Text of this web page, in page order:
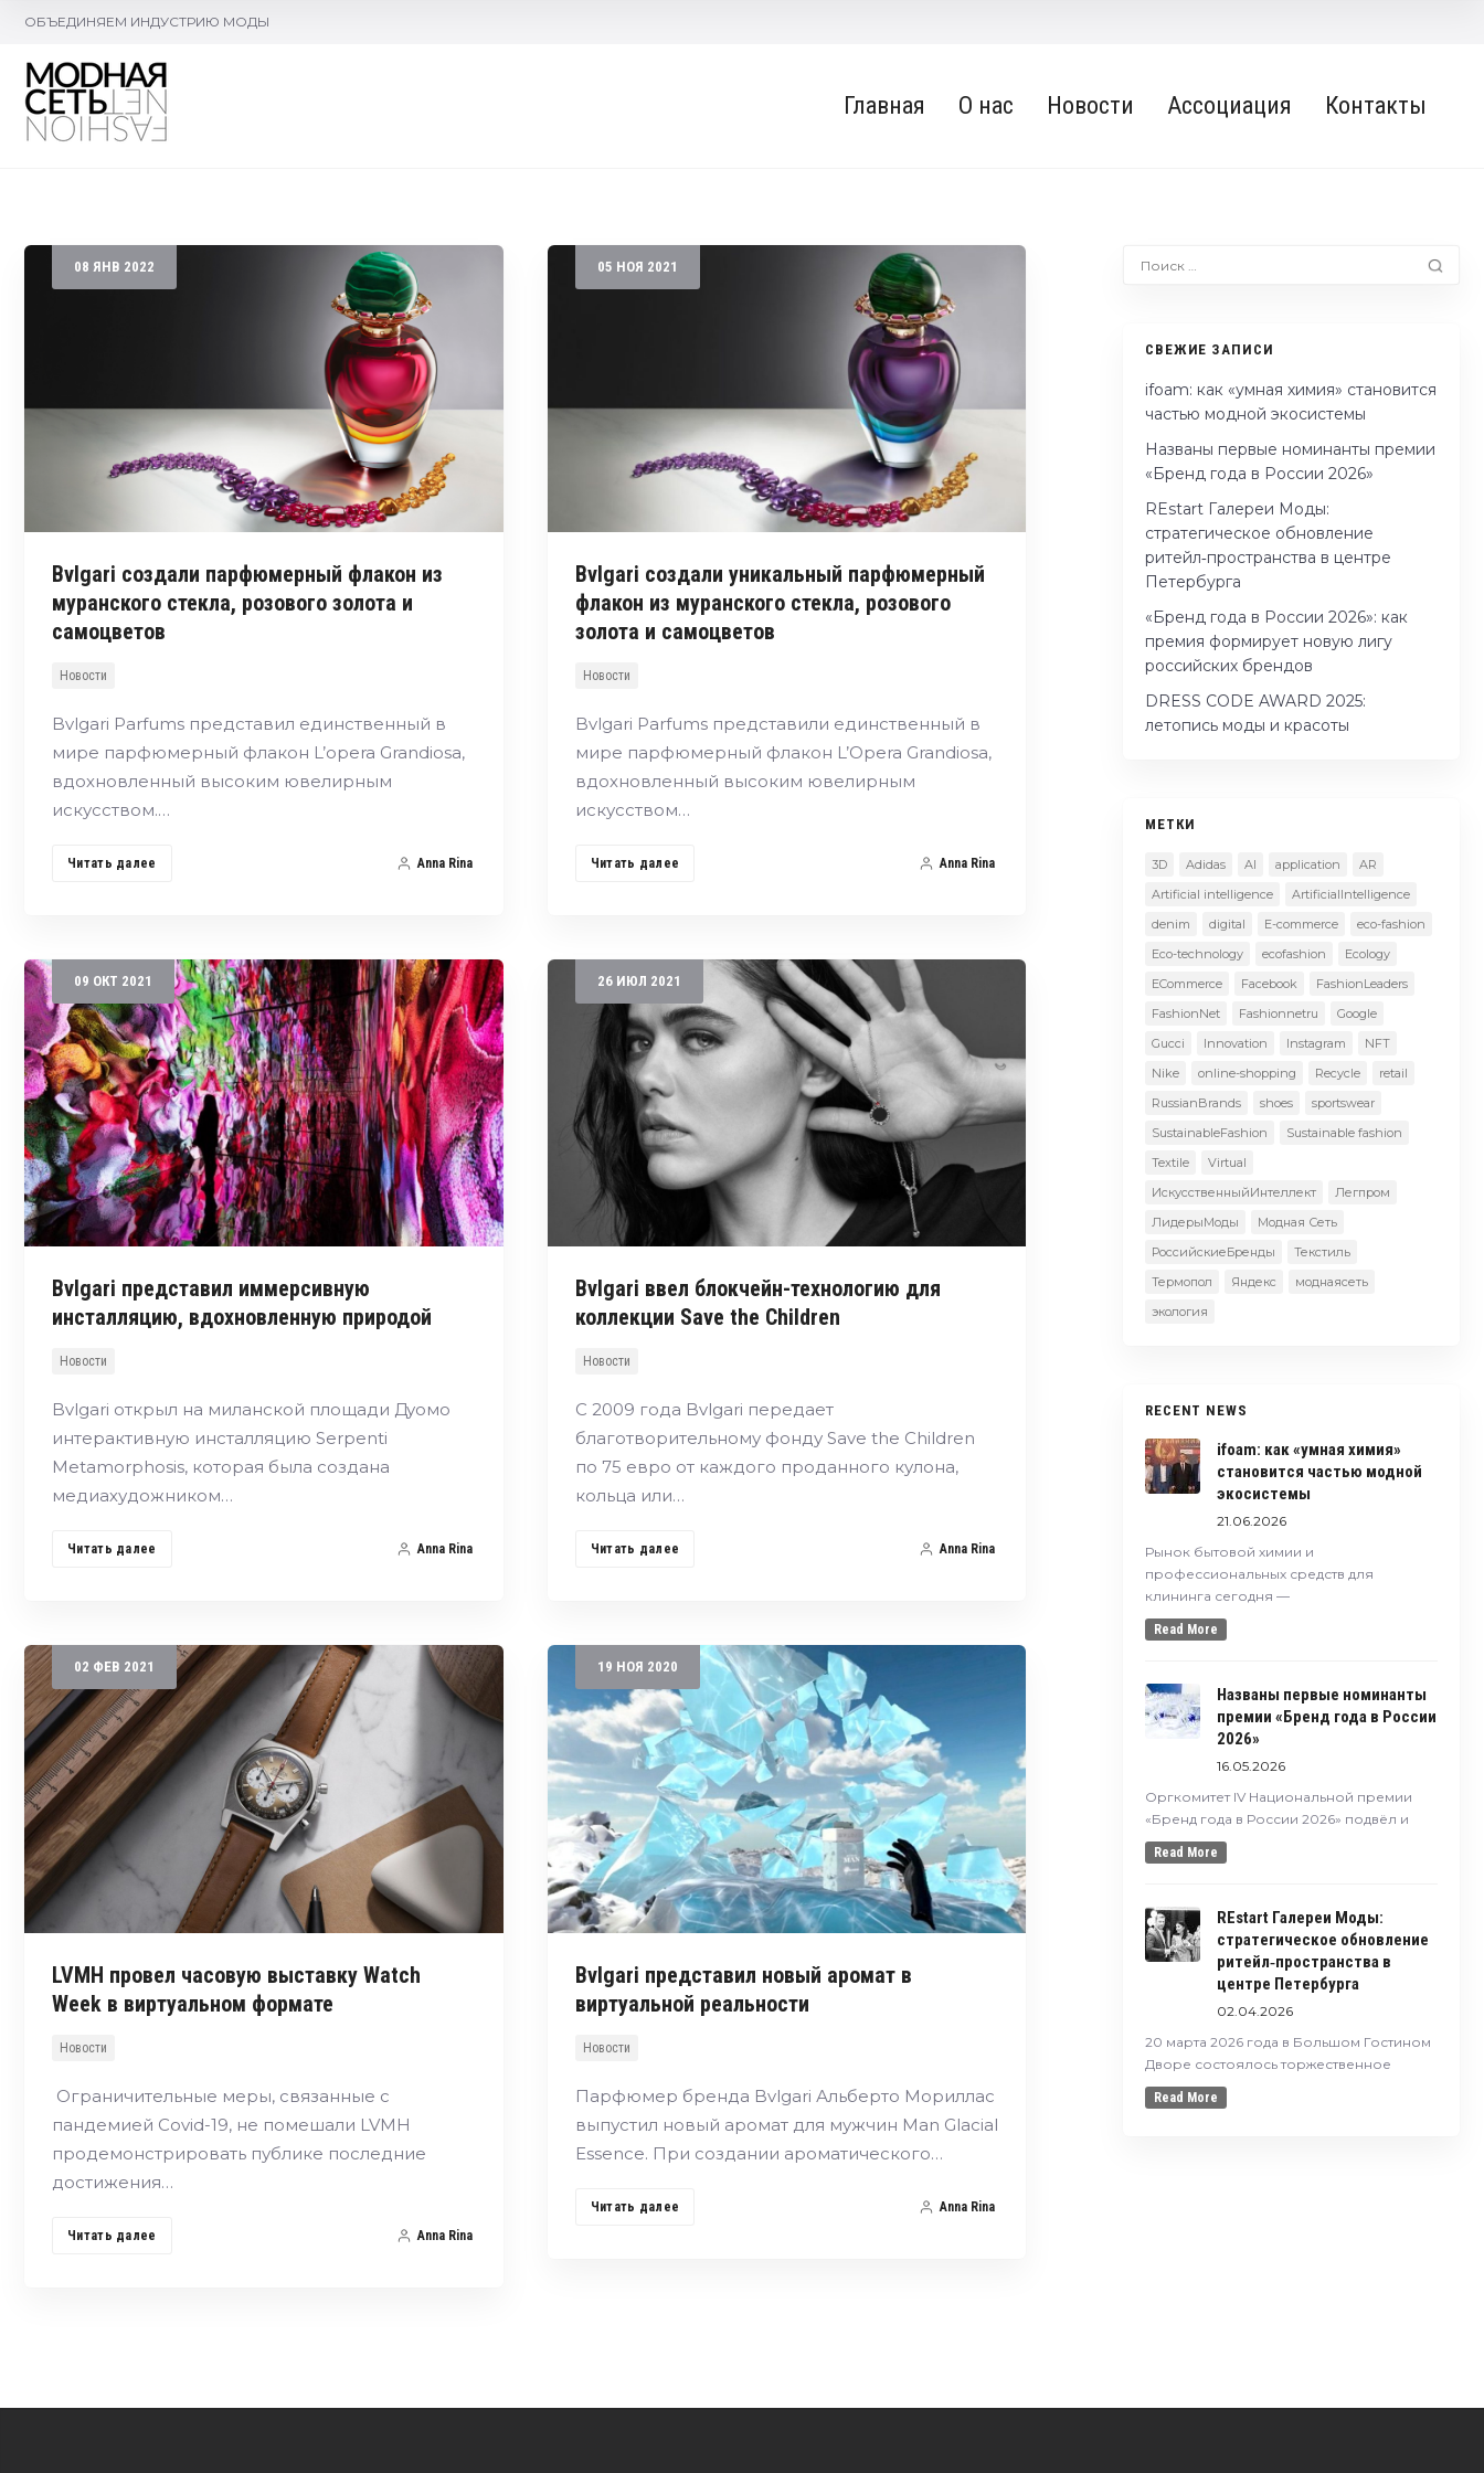
ОБЪЕДИНЯЕМ ИНДУСТРИЮ МОДЫ
Главная О нас Новости Ассоциация Контакты
08 ЯНВ 2022
Bvlgari создали парфюмерный флакон из
муранского стекла, розового золота и
самоцветов
Новости
Bvlgari Parfums представил единственный в
мире парфюмерный флакон L’opera Grandiosa,
вдохновленный высоким ювелирным
искусством.…
Читать далее Anna Rina
05 НОЯ 2021
Bvlgari создали уникальный парфюмерный
флакон из муранского стекла, розового
золота и самоцветов
Новости
Bvlgari Parfums представили единственный в
мире парфюмерный флакон L’Opera Grandiosa,
вдохновленный высоким ювелирным
искусством…
Читать далее Anna Rina
09 ОКТ 2021
Bvlgari представил иммерсивную
инсталляцию, вдохновленную природой
Новости
Bvlgari открыл на миланской площади Дуомо
интерактивную инсталляцию Serpenti
Metamorphosis, которая была создана
медиахудожником…
Читать далее Anna Rina
26 ИЮЛ 2021
Bvlgari ввел блокчейн-технологию для
коллекции Save the Children
Новости
С 2009 года Bvlgari передает
благотворительному фонду Save the Children
по 75 евро от каждого проданного кулона,
кольца или…
Читать далее Anna Rina
02 ФЕВ 2021
LVMH провел часовую выставку Watch
Week в виртуальном формате
Новости
Ограничительные меры, связанные с
пандемией Covid-19, не помешали LVMH
продемонстрировать публике последние
достижения…
Читать далее Anna Rina
19 НОЯ 2020
Bvlgari представил новый аромат в
виртуальной реальности
Новости
Парфюмер бренда Bvlgari Альберто Мориллас
выпустил новый аромат для мужчин Man Glacial
Essence. При создании ароматического…
Читать далее Anna Rina
СВЕЖИЕ ЗАПИСИ
ifoam: как «умная химия» становится
частью модной экосистемы
Названы первые номинанты премии
«Бренд года в России 2026»
REstart Галереи Моды:
стратегическое обновление
ритейл‑пространства в центре
Петербурга
«Бренд года в России 2026»: как
премия формирует новую лигу
российских брендов
DRESS CODE AWARD 2025:
летопись моды и красоты
МЕТКИ
3D Adidas AI application
AR
Artificial intelligence
ArtificialIntelligence
denim
digital E-commerce
eco-fashion
Eco-technology
ecofashion
Ecology
ECommerce
Facebook
FashionLeaders
FashionNet
Fashionnetru
Google
Gucci
Innovation Instagram
NFT
Nike
online-shopping Recycle
retail
RussianBrands
shoes
sportswear
SustainableFashion
Sustainable fashion
Textile
Virtual
ИскусственныйИнтеллект
Легпром
ЛидерыМоды
Модная Сеть
РоссийскиеБренды
Текстиль
Термопол
Яндекс
моднаясеть
экология
RECENT NEWS
ifoam: как «умная химия»
становится частью модной
экосистемы
21.06.2026
Рынок бытовой химии и
профессиональных средств для
клининга сегодня —
Read More
Названы первые номинанты
премии «Бренд года в России
2026»
16.05.2026
Оргкомитет IV Национальной премии
«Бренд года в России 2026» подвёл и
Read More
REstart Галереи Моды:
стратегическое обновление
ритейл‑пространства в
центре Петербурга
02.04.2026
20 марта 2026 года в Большом Гостином
Дворе состоялось торжественное
Read More